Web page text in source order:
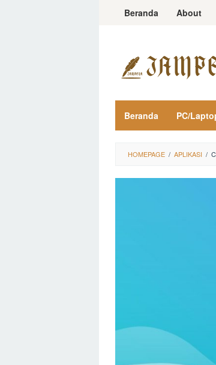
LoncatBeranda About
Beranda PC/
HOMEPAGE / APLIKASI /